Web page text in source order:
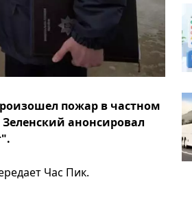
пожар в частном
анонсировал
Час Пик.